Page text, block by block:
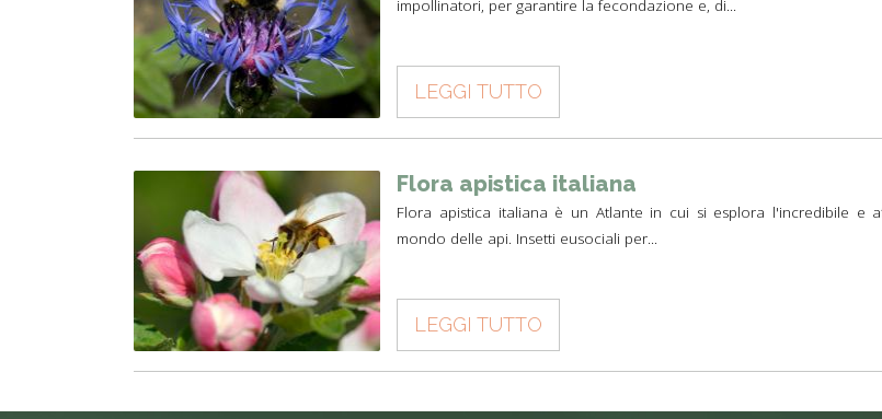
impollinatori, per garantire la fecondazione e, di...
LEGGI TUTTO
Flora apistica italiana
Flora apistica italiana è un Atlante in cui si esplora l'incredibile e
mondo delle api. Insetti eusociali per...
LEGGI TUTTO